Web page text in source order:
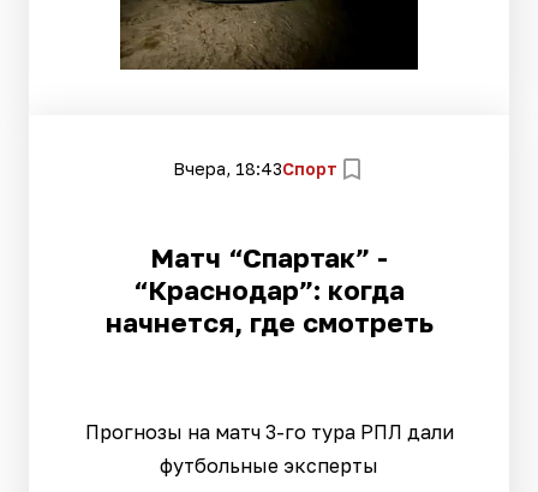
Вчера, 18:43Спорт
Матч “Спартак” -
“Краснодар”: когда
начнется, где смотреть
Прогнозы на матч 3-го тура РПЛ дали
футбольные эксперты